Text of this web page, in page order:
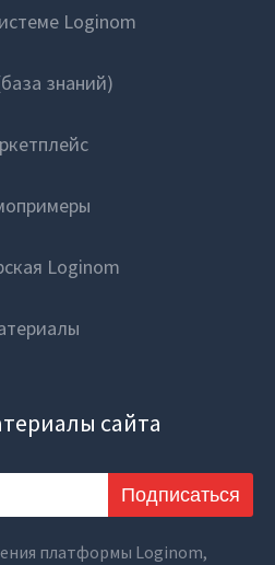
Loginom
знаний)
Loginom
сайта
Подписаться
платформы Loginom,